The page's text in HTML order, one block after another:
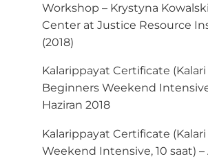
Workshop – Krystyna
Center at Justice Resource
(2018)
Kalarippayat Certificate (Kalari
Beginners Weekend
Haziran 2018
Kalarippayat Certificate
Weekend Intensive, 10 saat) –